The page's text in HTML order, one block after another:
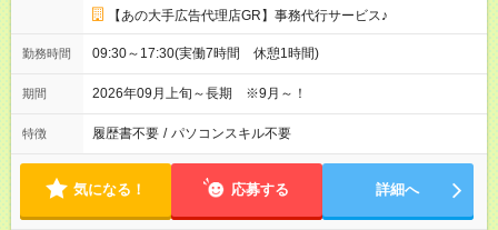
【あの大手広告代理店GR】事務代行サービス♪
勤務時間 09:30～17:30(実働7時間 休憩1時間)
期間 2026年09月上旬～長期 ※9月～！
特徴 履歴書不要 / パソコンスキル不要
気になる！ 応募する 詳細へ